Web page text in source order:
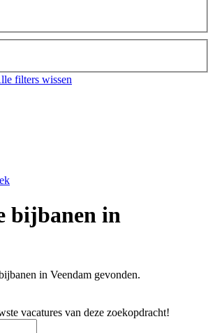
filters wissen
bijbanen in
in Veendam gevonden.
vacatures van deze zoekopdracht!